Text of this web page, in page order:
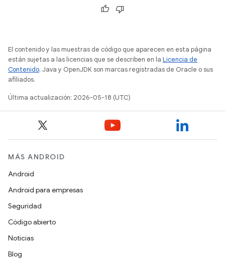
El contenido y las muestras de código que aparecen en esta página
están sujetas a las licencias que se describen en la Licencia de
Contenido. Java y OpenJDK son marcas registradas de Oracle o sus
afiliados.
Última actualización: 2026-05-18 (UTC)
MÁS ANDROID
Android
Android para empresas
Seguridad
Código abierto
Noticias
Blog